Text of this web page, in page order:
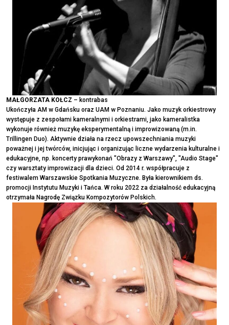
MAŁGORZATA KOŁCZ – kontrabas
Ukończyła AM w Gdańsku oraz UAM w Poznaniu. Jako muzyk orkiestrowy
występuje z zespołami kameralnymi i orkiestrami, jako kameralistka
wykonuje również muzykę eksperymentalną i improwizowaną (m.in.
Trillingen Duo). Aktywnie działa na rzecz upowszechniania muzyki
poważnej i jej twórców, inicjując i organizując liczne wydarzenia kulturalne i
edukacyjne, np. koncerty prawykonań "Obrazy z Warszawy", "Audio Stage"
czy warsztaty improwizacji dla dzieci. Od 2014 r. współpracuje z
festiwalem Warszawskie Spotkania Muzyczne. Była kierownikiem ds.
promocji Instytutu Muzyki i Tańca. W roku 2022 za działalność edukacyjną
otrzymała Nagrodę Związku Kompozytorów Polskich.